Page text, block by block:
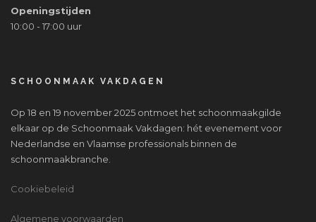
Openingstijden
10:00 - 17:00 uur
SCHOONMAAK VAKDAGEN
Op 18 en 19 november 2025 ontmoet het schoonmaakgilde
elkaar op de Schoonmaak Vakdagen: hét evenement voor
Nederlandse en Vlaamse professionals binnen de
schoonmaakbranche.
Cookiebeleid
Algemene voorwaarden